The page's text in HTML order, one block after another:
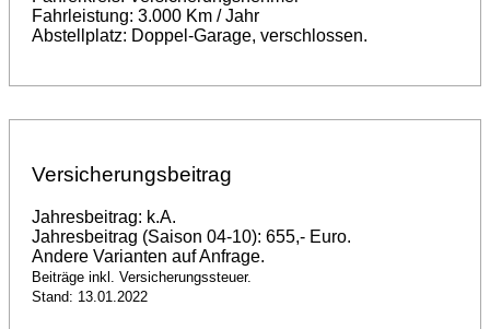
Fahrleistung: 3.000 Km / Jahr
Abstellplatz: Doppel-Garage, verschlossen.
Versicherungsbeitrag
Jahresbeitrag: k.A.
Jahresbeitrag (Saison 04-10): 655,- Euro.
Andere Varianten auf Anfrage.
Beiträge inkl. Versicherungssteuer.
Stand: 13.01.2022